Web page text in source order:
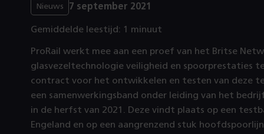
Nieuws 7 september 2021
Gemiddelde leestijd: 1 minuut
ProRail werkt mee aan een proef van het Britse
glasvezeltechnologie veiligheid en spoorprestaties
contract voor het ontwikkelen en testen van deze
een samenwerkingsband onder leiding van het
in de herfst van 2021. Deze vindt plaats op een
Engeland en op een aangrenzend stuk